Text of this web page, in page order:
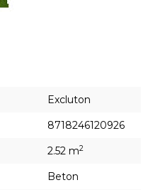
Excluton
8718246120926
2.52 m2
Beton